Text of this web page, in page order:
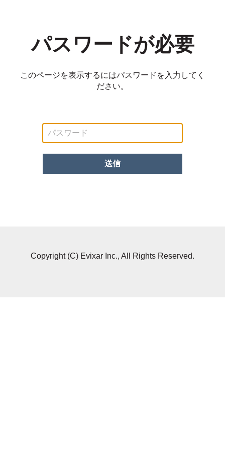
パスワードが必要
このページを表示するにはパスワードを入力してく
ださい。
パ
ス
ワー
Copyright (C) Evixar Inc., All Rights Reserved.